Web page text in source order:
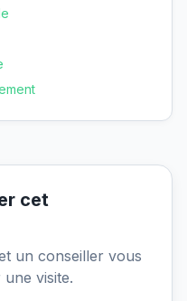
cet
un conseiller vous
visite.